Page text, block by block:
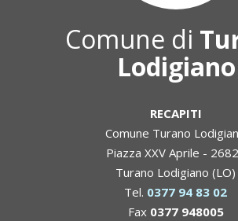
Comune di
Lodigiano
RECAPITI
Comune Turano
Piazza XXV Aprile -
Turano Lodigiano (LO)
Tel. 0377 94 83 02
Fax 0377 948005